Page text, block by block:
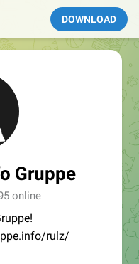
DOWNLOAD
Gruppe
online
rulz/